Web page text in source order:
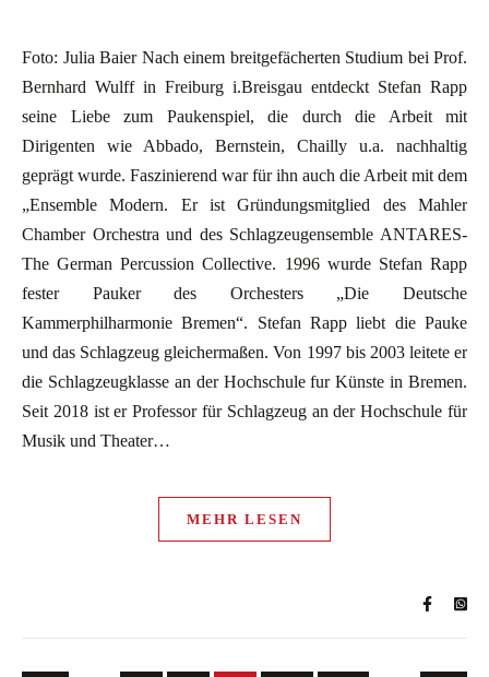
Foto: Julia Baier Nach einem breitgefächerten Studium bei Prof.
Bernhard Wulff in Freiburg i.Breisgau entdeckt Stefan Rapp
seine Liebe zum Paukenspiel, die durch die Arbeit mit
Dirigenten wie Abbado, Bernstein, Chailly u.a. nachhaltig
geprägt wurde. Faszinierend war für ihn auch die Arbeit mit dem
„Ensemble Modern. Er ist Gründungsmitglied des Mahler
Chamber Orchestra und des Schlagzeugensemble ANTARES-
The German Percussion Collective. 1996 wurde Stefan Rapp
fester Pauker des Orchesters „Die Deutsche
Kammerphilharmonie Bremen“. Stefan Rapp liebt die Pauke
und das Schlagzeug gleichermaßen. Von 1997 bis 2003 leitete er
die Schlagzeugklasse an der Hochschule fur Künste in Bremen.
Seit 2018 ist er Professor für Schlagzeug an der Hochschule für
Musik und Theater…
MEHR LESEN